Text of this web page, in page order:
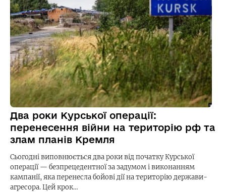
Два роки Курської операції:
перенесення війни на територію рф та
злам планів Кремля
Сьогодні виповнюється два роки від початку Курської
операції — безпрецедентної за задумом і виконанням
кампанії, яка перенесла бойові дії на територію держави-
агресора. Цей крок…